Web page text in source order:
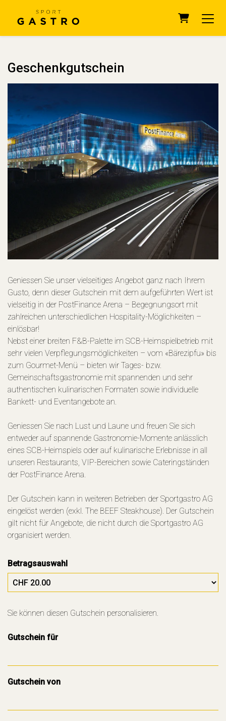
Warenkorb
Geschenkgutschein
Geniessen Sie unser vielseitiges Angebot ganz nach Ihrem
Gusto, denn dieser Gutschein mit dem aufgeführten Wert ist
vielseitig in der PostFinance Arena – Begegnungsort mit
zahlreichen unterschiedlichen Hospitality-Möglichkeiten –
einlösbar!
Nebst einer breiten F&B-Palette im SCB-Heimspielbetrieb mit
sehr vielen Verpflegungsmöglichkeiten – vom «Bärezipfu» bis
zum Gourmet-Menü – bieten wir Tages- bzw.
Gemeinschaftsgastronomie mit spannenden und sehr
authentischen kulinarischen Formaten sowie individuelle
Bankett- und Eventangebote an.
Geniessen Sie nach Lust und Laune und freuen Sie sich
entweder auf spannende Gastronomie-Momente anlässlich
eines SCB-Heimspiels oder auf kulinarische Erlebnisse in all
unseren Restaurants, VIP-Bereichen sowie Cateringständen
der PostFinance Arena.
Der Gutschein kann in weiteren Betrieben der Sportgastro AG
eingelöst werden (exkl. The BEEF Steakhouse). Der Gutschein
gilt nicht für Angebote, die nicht durch die Sportgastro AG
organisiert werden.
Betragsauswahl
Sie können diesen Gutschein personalisieren.
Gutschein für
Gutschein von